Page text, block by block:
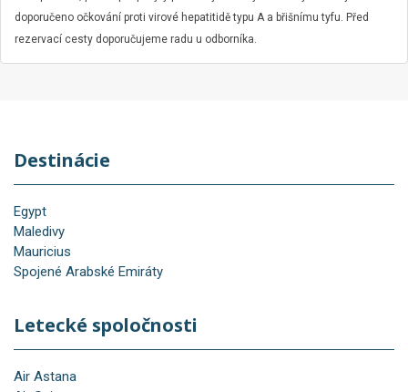
doporučeno očkování proti virové hepatitidě typu A a břišnímu tyfu. Před
rezervací cesty doporučujeme radu u odborníka.
Destinácie
Egypt
Maledivy
Mauricius
Spojené Arabské Emiráty
Letecké spoločnosti
Air Astana